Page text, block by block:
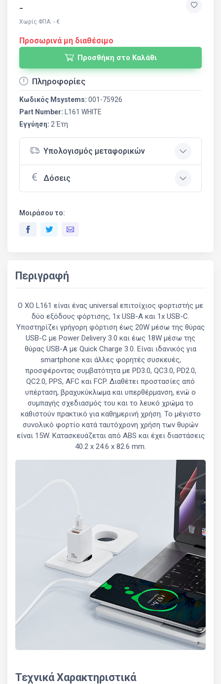
-
Χωρίς ΦΠΑ: - €
Προσωρινά μη διαθέσιμο
Προσθήκη στο Καλάθι
Πληροφορίες
Κωδικός Msystems: 001-75926
Part Number:
L161 WHITE
Εγγύηση: 2 Έτη
Υπολογισμός μεταφορικών
Δόσεις
Μοιράσου το:
Περιγραφή
Ο XO L161 είναι ένας universal επιτοίχιος φορτιστής με
δύο εξόδους φόρτισης, 1x USB-A και 1x USB-C.
Υποστηρίζει γρήγορη φόρτιση έως 20W μέσω της θύρας
USB-C με Power Delivery 3.0 και έως 18W μέσω της
θύρας USB-A με Quick Charge 3.0. Είναι ιδανικός για
smartphone και άλλες φορητές συσκευές,
προσφέροντας συμβατότητα με PD3.0, QC3.0, PD2.0,
QC2.0, PPS, AFC και FCP. Διαθέτει προστασίες από
υπέρταση, βραχυκύκλωμα και υπερθέρμανση, ενώ ο
συμπαγής σχεδιασμός του και το λευκό χρώμα το
καθιστούν πρακτικό για καθημερινή χρήση. Το μέγιστο
συνολικό φορτίο κατά ταυτόχρονη χρήση των θυρών
είναι 15W. Κατασκευάζεται από ABS και έχει διαστάσεις
40.2 x 24.6 x 82.6 mm.
Τεχνικά Χαρακτηριστικά